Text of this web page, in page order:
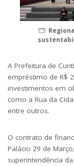
A Prefeitura de
empréstimo de R$
investimentos em
como a Rua da
entre outros.
O contrato de
Palácio 29 de
superintendência